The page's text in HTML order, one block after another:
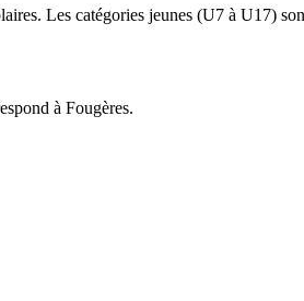
Les catégories jeunes (U7 à U17)
à Fougères.